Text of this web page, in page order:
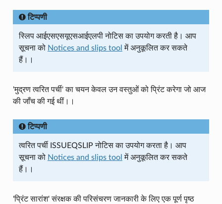
टिप्पणी
स्लिप आईएसएसयूएसआईएलपी नोटिस का उपयोग करती है। आप
सूचना को Notices and slips tool में अनुकूलित कर सकते
हैं।।
'मुद्रण त्वरित पर्ची' का चयन केवल उन वस्तुओं को प्रिंट करेगा जो आज
की जाँच की गई थीं।।
टिप्पणी
त्वरित पर्ची ISSUEQSLIP नोटिस का उपयोग करता है। आप
सूचना को Notices and slips tool में अनुकूलित कर सकते
हैं।।
'प्रिंट सारांश' संरक्षक की परिसंचरण जानकारी के लिए एक पूर्ण पृष्ठ